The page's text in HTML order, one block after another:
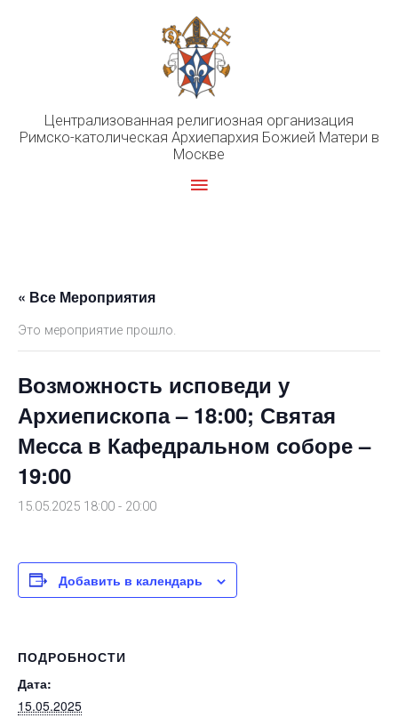
Централизованная религиозная организация
Римско-католическая Архиепархия Божией Матери в
Москве
Главное
« Все Мероприятия
Это мероприятие прошло.
Возможность исповеди у
Архиепископа – 18:00; Святая
Месса в Кафедральном соборе –
19:00
15.05.2025 18:00 - 20:00
Добавить в календарь
ПОДРОБНОСТИ
Дата:
15.05.2025